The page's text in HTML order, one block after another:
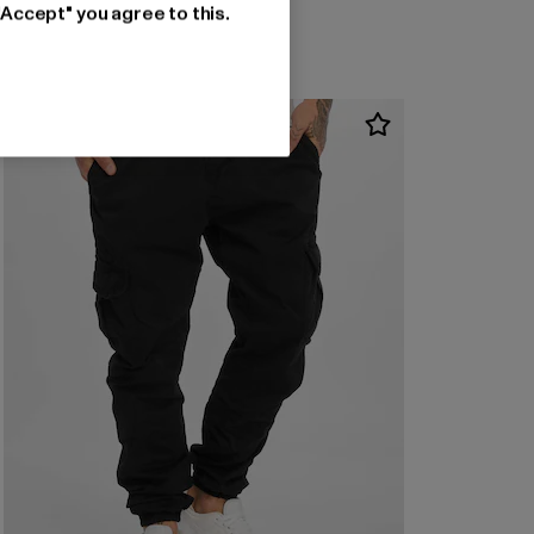
you agree to this.